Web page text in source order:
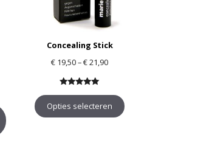
Concealing Stick
€ 19,50–€21,90Prijsklasse: € 19,50 tot €
Opties selecteren